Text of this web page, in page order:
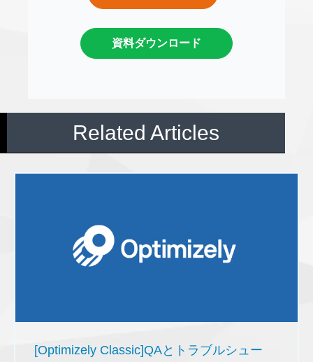
資料ダウンロード
Related Articles
[Optimizely Classic]QAとトラブルシュー